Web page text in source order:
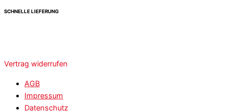
SCHNELLE LIEFERUNG
Vertrag widerrufen
AGB
Impressum
Datenschutz